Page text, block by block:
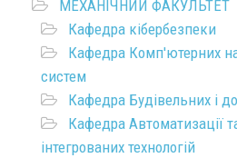
МЕХАНІЧНИЙ ФАКУЛЬТЕТ
Кафедра кібербезпеки
Кафедра Комп'ютерних
систем
Кафедра Будівельних і
Кафедра Автоматизації
інтегрованих технологій